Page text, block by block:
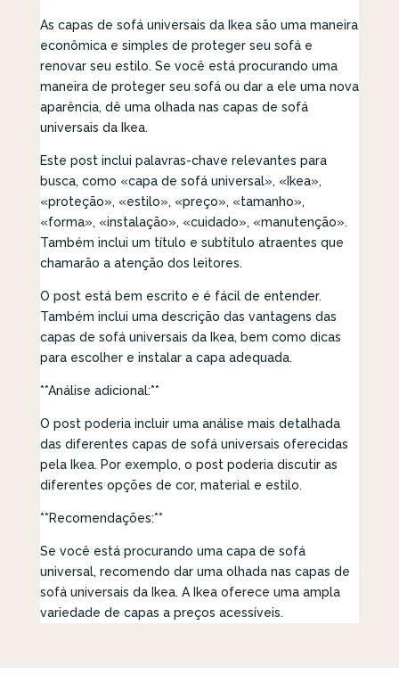
As capas de sofá universais da Ikea são uma maneira
econômica e simples de proteger seu sofá e
renovar seu estilo. Se você está procurando uma
maneira de proteger seu sofá ou dar a ele uma nova
aparência, dê uma olhada nas capas de sofá
universais da Ikea.
Este post inclui palavras-chave relevantes para
busca, como «capa de sofá universal», «Ikea»,
«proteção», «estilo», «preço», «tamanho»,
«forma», «instalação», «cuidado», «manutenção».
Também inclui um título e subtítulo atraentes que
chamarão a atenção dos leitores.
O post está bem escrito e é fácil de entender.
Também inclui uma descrição das vantagens das
capas de sofá universais da Ikea, bem como dicas
para escolher e instalar a capa adequada.
**Análise adicional:**
O post poderia incluir uma análise mais detalhada
das diferentes capas de sofá universais oferecidas
pela Ikea. Por exemplo, o post poderia discutir as
diferentes opções de cor, material e estilo.
**Recomendações:**
Se você está procurando uma capa de sofá
universal, recomendo dar uma olhada nas capas de
sofá universais da Ikea. A Ikea oferece uma ampla
variedade de capas a preços acessíveis.